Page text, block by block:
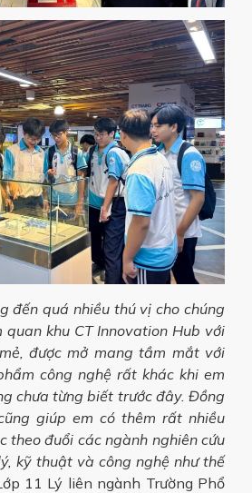
đến quá nhiều thú vị cho chúng
quan khu CT Innovation Hub với
được mở mang tầm mắt với
công nghệ rất khác khi em
chưa từng biết trước đây. Đồng
giúp em có thêm rất nhiều
theo đuổi các ngành nghiên cứu
kỹ thuật và công nghệ như thế
11 Lý liên ngành Trường Phổ